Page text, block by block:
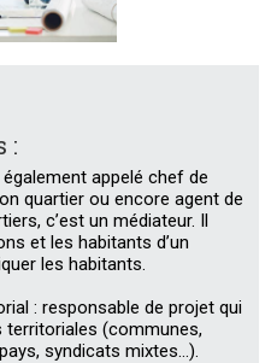
:
appelé chef de
quartier ou encore agent de
c’est un médiateur. Il
et les habitants d’un
les habitants.
: responsable de projet qui
(communes,
syndicats mixtes…).